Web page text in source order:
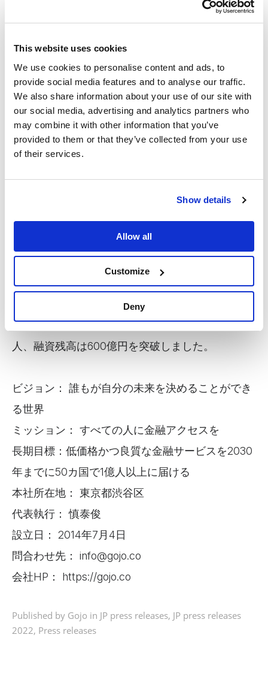
This website uses cookies
We use cookies to personalise content and ads, to
provide social media features and to analyse our traffic.
We also share information about your use of our site with
our social media, advertising and analytics partners who
may combine it with other information that you’ve
provided to them or that they’ve collected from your use
of their services.
Show details
Allow all
Customize
Deny
一般社団法人 第二種金融商品取引業協会 加入
五常・アンド・カンパニー株式会社について
五常は5カ国8社のグループ会社を通じ、途上国に
おいて中小零細事業向け小口金融サービス(マイク
ロファイナンス)を展開するホールディングカンパ
ニーです。すべての人に金融アクセスを届けるこ
とをミッションとして、2014年7月に設立されま
した。低価格で良質な金融サービスを2030年まで
す。2021年12月末時点でインド・カンボジア・ス
リランカ・ミャンマー・タジキスタンに6,800名を
超えるグループ従業員を擁し、融資顧客数は100万
人、融資残高は600億円を突破しました。
ビジョン： 誰もが自分の未来を決めることができ
る世界
ミッション： すべての人に金融アクセスを
長期目標：低価格かつ良質な金融サービスを2030
年までに50カ国で1億人以上に届ける
本社所在地： 東京都渋谷区
代表執行： 慎泰俊
設立日： 2014年7月4日
問合わせ先： info@gojo.co
会社HP： https://gojo.co
Published by Gojo in JP press releases, JP press releases
2022, Press releases